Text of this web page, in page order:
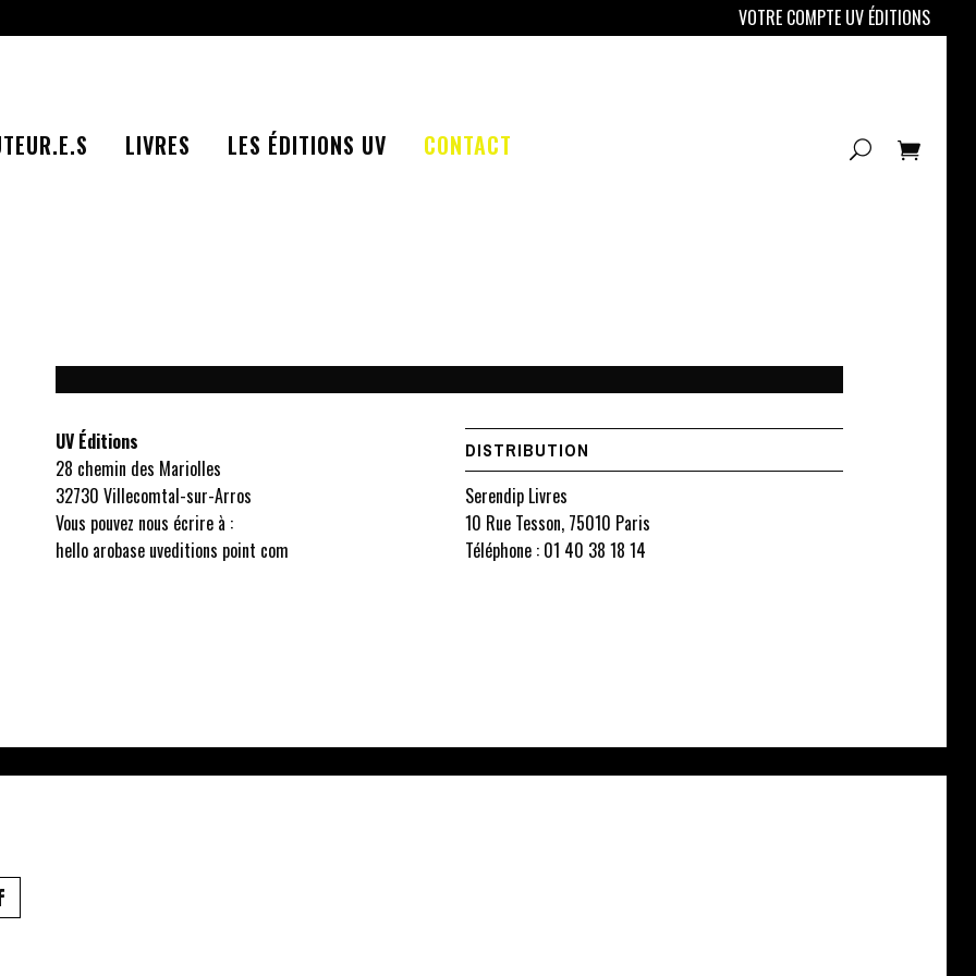
VOTRE COMPTE UV ÉDITIONS
LIVRES LES ÉDITIONS UV CONTACT
UV Éditions
28 chemin des Mariolles
32730 Villecomtal-sur-Arros
Vous pouvez nous écrire à :
hello arobase uveditions point com
DISTRIBUTION
Serendip Livres
10 Rue Tesson, 75010 Paris
Téléphone : 01 40 38 18 14